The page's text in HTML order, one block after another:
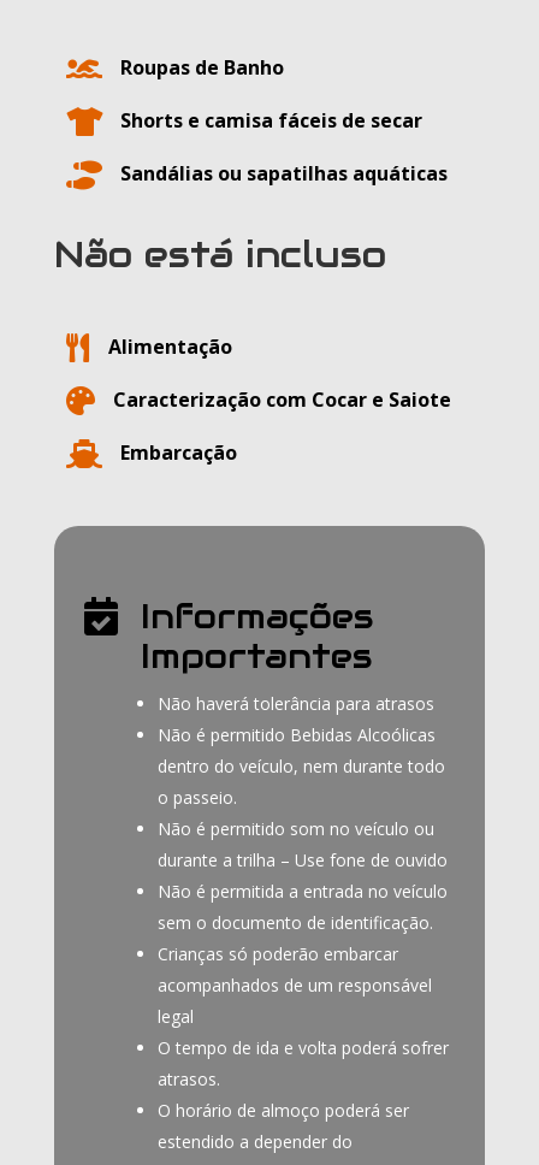
 Roupas de Banho
 Shorts e camisa fáceis de secar
 Sandálias ou sapatilhas aquáticas
Não está incluso
 Alimentação
 Caracterização com Cocar e Saiote
 Embarcação

Informações
Importantes
Não haverá tolerância para atrasos
Não é permitido Bebidas Alcoólicas
dentro do veículo, nem durante todo
o passeio.
Não é permitido som no veículo ou
durante a trilha – Use fone de ouvido
Não é permitida a entrada no veículo
sem o documento de identificação.
Crianças só poderão embarcar
acompanhados de um responsável
legal
O tempo de ida e volta poderá sofrer
atrasos.
O horário de almoço poderá ser
estendido a depender do